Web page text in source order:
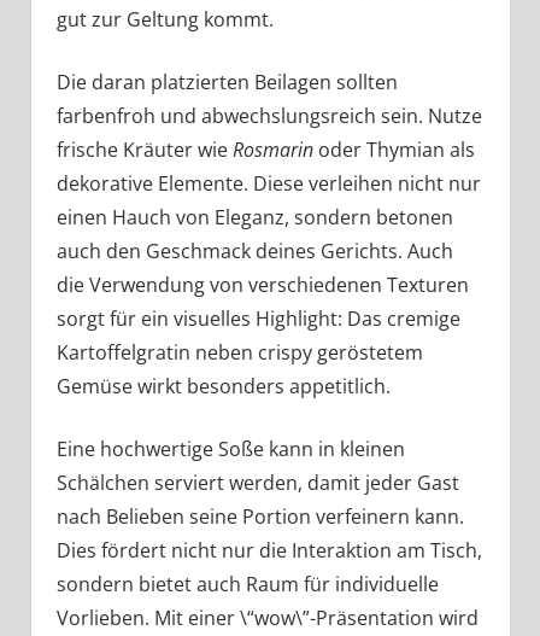
gut zur Geltung kommt.
Die daran platzierten Beilagen sollten
farbenfroh und abwechslungsreich sein. Nutze
frische Kräuter wieRosmarinoder Thymian als
dekorative Elemente. Diese verleihen nicht nur
einen Hauch von Eleganz, sondern betonen
auch den Geschmack deines Gerichts. Auch
die Verwendung von verschiedenen Texturen
sorgt für ein visuelles Highlight: Das cremige
Kartoffelgratin neben crispy geröstetem
Gemüse wirkt besonders appetitlich.
Eine hochwertige Soße kann in kleinen
Schälchen serviert werden, damit jeder Gast
nach Belieben seine Portion verfeinern kann.
Dies fördert nicht nur die Interaktion am Tisch,
sondern bietet auch Raum für individuelle
Vorlieben. Mit einer \“wow\”-Präsentation wird